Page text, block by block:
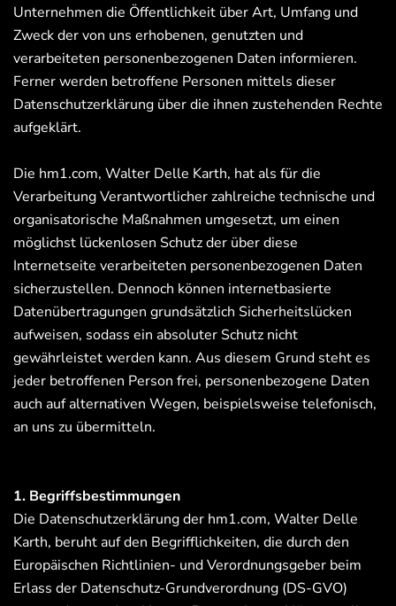
Unternehmen die Öffentlichkeit über Art, Umfang und
Zweck der von uns erhobenen, genutzten und
verarbeiteten personenbezogenen Daten informieren.
Ferner werden betroffene Personen mittels dieser
Datenschutzerklärung über die ihnen zustehenden Rechte
aufgeklärt.
Die hm1.com, Walter Delle Karth, hat als für die
Verarbeitung Verantwortlicher zahlreiche technische und
organisatorische Maßnahmen umgesetzt, um einen
möglichst lückenlosen Schutz der über diese
Internetseite verarbeiteten personenbezogenen Daten
sicherzustellen. Dennoch können internetbasierte
Datenübertragungen grundsätzlich Sicherheitslücken
aufweisen, sodass ein absoluter Schutz nicht
gewährleistet werden kann. Aus diesem Grund steht es
jeder betroffenen Person frei, personenbezogene Daten
auch auf alternativen Wegen, beispielsweise telefonisch,
an uns zu übermitteln.
1. Begriffsbestimmungen
Die Datenschutzerklärung der hm1.com, Walter Delle
Karth, beruht auf den Begrifflichkeiten, die durch den
Europäischen Richtlinien- und Verordnungsgeber beim
Erlass der Datenschutz-Grundverordnung (DS-GVO)